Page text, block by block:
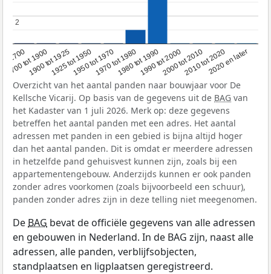
1700
1700 tot 1900
1900 tot 19251925 tot 19501950 tot 19701970 tot 19801980 tot 19901990 tot 20002000 tot 20102010 tot 20202020 en later
2
2
Overzicht van het aantal panden naar bouwjaar voor De
Kellsche Vicarij. Op basis van de gegevens uit de BAG van
het Kadaster van 1 juli 2026. Merk op: deze gegevens
betreffen het aantal panden met een adres. Het aantal
adressen met panden in een gebied is bijna altijd hoger
dan het aantal panden. Dit is omdat er meerdere adressen
in hetzelfde pand gehuisvest kunnen zijn, zoals bij een
appartementengebouw. Anderzijds kunnen er ook panden
zonder adres voorkomen (zoals bijvoorbeeld een schuur),
panden zonder adres zijn in deze telling niet meegenomen.
De BAG bevat de officiële gegevens van alle adressen
en gebouwen in Nederland. In de BAG zijn, naast alle
adressen, alle panden, verblijfsobjecten,
standplaatsen en ligplaatsen geregistreerd.